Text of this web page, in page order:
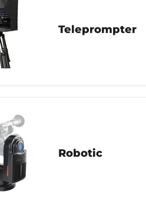
Teleprompter
Robotic